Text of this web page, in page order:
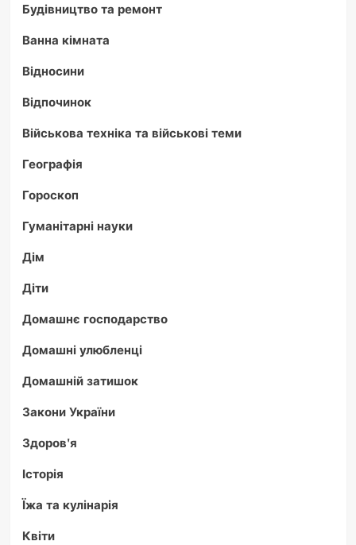
Будівництво та ремонт
Ванна кімната
Відносини
Відпочинок
Військова техніка та військові теми
Географія
Гороскоп
Гуманітарні науки
Дім
Діти
Домашнє господарство
Домашні улюбленці
Домашній затишок
Закони України
Здоров'я
Історія
Їжа та кулінарія
Квіти